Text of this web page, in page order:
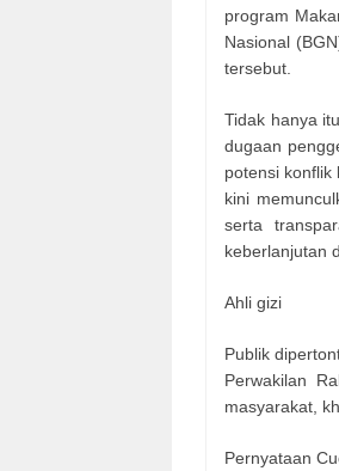
program
Nasional
tersebut.
Tidak hanya
dugaan
potensi konflik
kini
serta
keberlanjutan
Ahli gizi
Publik
Perwakilan
masyarakat,
Pernyataan